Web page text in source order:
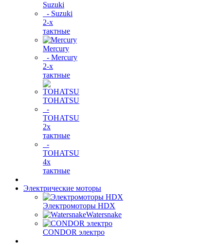
Suzuki
- Suzuki
2-х
тактные
Mercury
- Mercury
2-х
тактные
TOHATSU
-
TOHATSU
2х
тактные
-
TOHATSU
4х
тактные
Электрические моторы
Электромоторы HDX
Watersnake
CONDOR электро